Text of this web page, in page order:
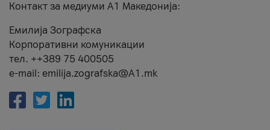
Контакт за медиуми А1 Македонија:
Емилија Зографска
Корпоративни комуникации
тел. ++389 75 400505
e-mail: emilija.zografska@A1.mk